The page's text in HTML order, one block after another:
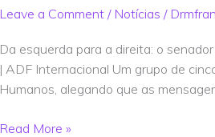
Leave a Comment / Notícias /
Da esquerda para a direita: o
| ADF Internacional Um grupo de
Humanos, alegando que as
brasileiro
órgão
internacional
por
mensagens
Read More »